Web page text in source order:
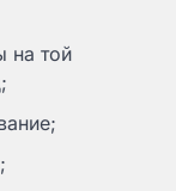
на той